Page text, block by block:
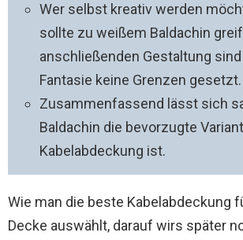
Wer selbst kreativ werden
sollte zu weißem Baldachin
anschließenden Gestaltung
Fantasie keine Grenzen gesetzt.
Zusammenfassend lässt sich
Baldachin die bevorzugte
Kabelabdeckung ist.
Wie man die beste Kabelabdeckung
Decke auswählt, darauf wirs später